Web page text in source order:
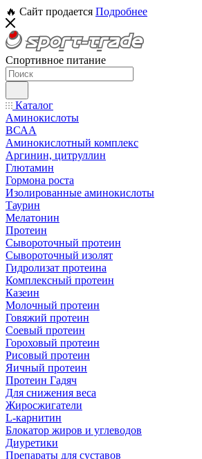
🔥 Сайт продается Подробнее
Спортивное питание
Каталог
Аминокислоты
ВСАА
Аминокислотный комплекс
Аргинин, цитруллин
Глютамин
Гормона роста
Изолированные аминокислоты
Таурин
Мелатонин
Протеин
Сывороточный протеин
Сывороточный изолят
Гидролизат протеина
Комплексный протеин
Казеин
Молочный протеин
Говяжий протеин
Соевый протеин
Гороховый протеин
Рисовый протеин
Яичный протеин
Протеин Гадяч
Для снижения веса
Жиросжигатели
L-карнитин
Блокатор жиров и углеводов
Диуретики
Препараты для суставов